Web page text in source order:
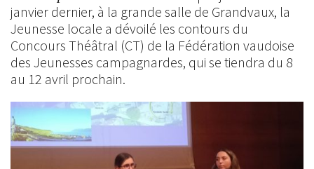
janvier dernier, à la grande salle de Grandvaux, la
Jeunesse locale a dévoilé les contours du
Concours Théâtral (CT) de la Fédération vaudoise
des Jeunesses campagnardes, qui se tiendra du 8
au 12 avril prochain.